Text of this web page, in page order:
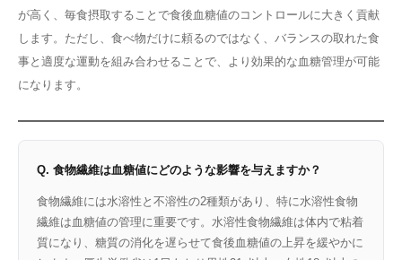
が高く、毎食摂取することで食後血糖値のコントロールに大きく貢献
します。ただし、食べ物だけに頼るのではなく、バランスの取れた食
事と適度な運動を組み合わせることで、より効果的な血糖管理が可能
になります。
Q. 食物繊維は血糖値にどのような影響を与えますか？
食物繊維には水溶性と不溶性の2種類があり、特に水溶性食物
繊維は血糖値の管理に重要です。水溶性食物繊維は体内で粘着
質になり、糖質の消化を遅らせて食後血糖値の上昇を緩やかに